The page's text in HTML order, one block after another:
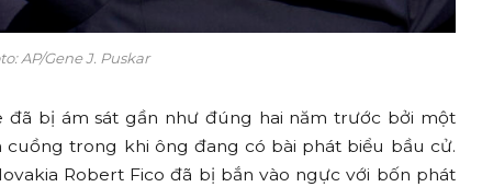
AP/Gene J. Puskar
đã bị ám sát gần như đúng hai năm trước bởi một
trong khi ông đang có bài phát biểu bầu cử.
Robert Fico đã bị bắn vào ngực với bốn phát